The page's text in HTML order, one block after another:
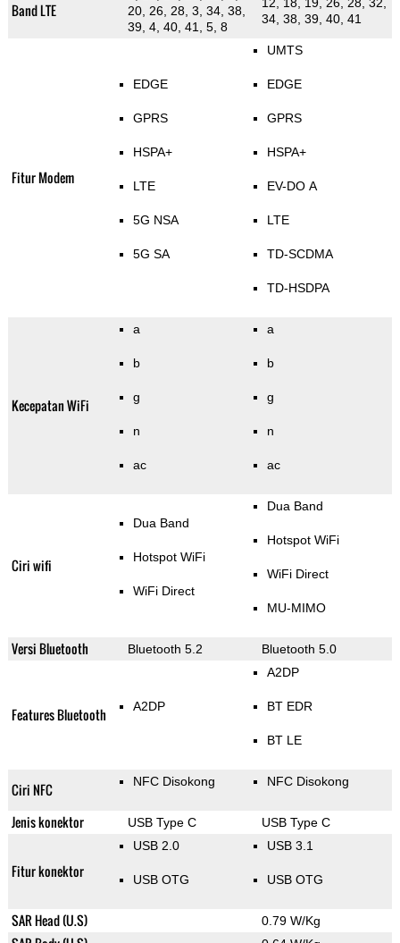
Band LTE
20, 26, 28, 3, 34, 38,
39, 4, 40, 41, 5, 8
34, 38, 39, 40, 41
Fitur Modem
EDGE
GPRS
HSPA+
LTE
5G NSA
5G SA
UMTS
EDGE
GPRS
HSPA+
EV-DO A
LTE
TD-SCDMA
TD-HSDPA
Kecepatan WiFi
a
b
g
n
ac
a
b
g
n
ac
Ciri wifi
Dua Band
Hotspot WiFi
WiFi Direct
Dua Band
Hotspot WiFi
WiFi Direct
MU-MIMO
Versi Bluetooth Bluetooth 5.2 Bluetooth 5.0
Features Bluetooth A2DP
A2DP
BT EDR
BT LE
Ciri NFC NFC Disokong NFC Disokong
Jenis konektor USB Type C USB Type C
Fitur konektor
USB 2.0
USB OTG
USB 3.1
USB OTG
SAR Head (U.S) 0.79 W/Kg